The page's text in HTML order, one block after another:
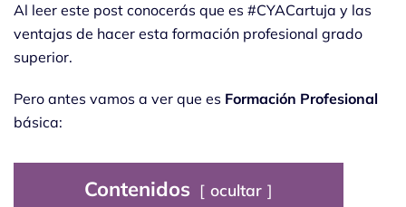
Al leer este post conocerás que es #CYACartuja y las
ventajas de hacer esta formación profesional grado
superior.
Pero antes vamos a ver que es Formación Profesional
básica:
Contenidos ocultar